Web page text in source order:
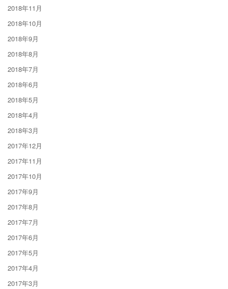
2018年11月
2018年10月
2018年9月
2018年8月
2018年7月
2018年6月
2018年5月
2018年4月
2018年3月
2017年12月
2017年11月
2017年10月
2017年9月
2017年8月
2017年7月
2017年6月
2017年5月
2017年4月
2017年3月